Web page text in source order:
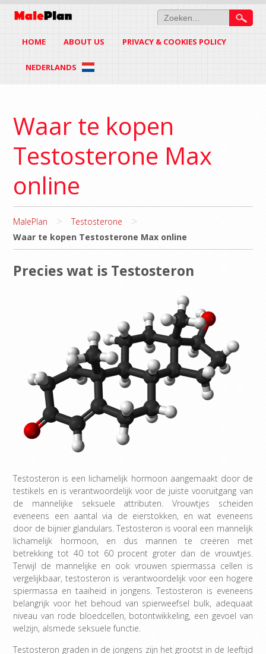
HOME ABOUT US PRIVACY & COOKIES POLICY
NEDERLANDS
Waar te kopen
Testosterone Max
online
MalePlan > Testosterone >
Waar te kopen Testosterone Max online
Precies wat is Testosteron
Testosteron is een lichamelijk hormoon aangemaakt door de
testikels en is verantwoordelijk voor de juiste vooruitgang van
de mannelijke seksuele attributen. Vrouwtjes scheiden
eveneens een aantal via de eierstokken, en wat eveneens
door de bijnier glandulars. Testosteron is vooral een mannelijk
lichamelijk hormoon, en dus mannen te creëren met
betrekking tot 40 tot 60 procent groter dan de vrouwtjes.
Terwijl de mannelijke en ook vrouwen spiermassa cellen is
vergelijkbaar, testosteron is verantwoordelijk voor een hogere
spiermassa en taaiheid in jongens. Testosteron is eveneens
belangrijk voor het behoud van spierweefsel bulk, adequaat
niveau van rode bloedcellen, botontwikkeling, een gevoel van
welzijn, alsmede seksuele functie.
Testosteron graden in de jongens zijn het grootst in de leeftijd